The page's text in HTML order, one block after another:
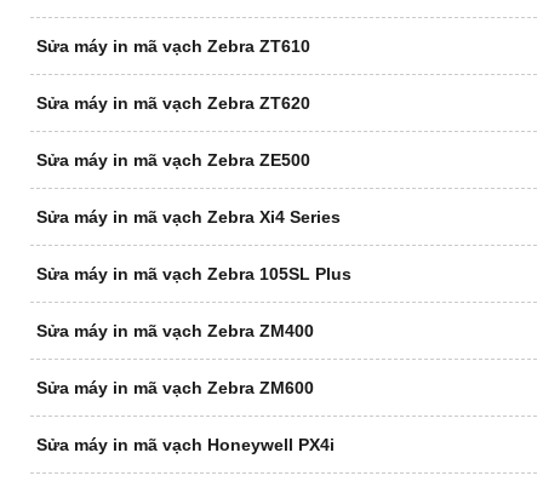
Sửa máy in mã vạch Zebra ZT610
Sửa máy in mã vạch Zebra ZT620
Sửa máy in mã vạch Zebra ZE500
Sửa máy in mã vạch Zebra Xi4 Series
Sửa máy in mã vạch Zebra 105SL Plus
Sửa máy in mã vạch Zebra ZM400
Sửa máy in mã vạch Zebra ZM600
Sửa máy in mã vạch Honeywell PX4i